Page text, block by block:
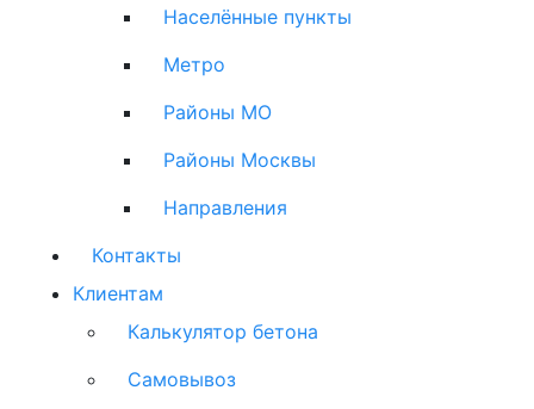
Населённые пункты
Метро
Районы МО
Районы Москвы
Направления
Контакты
Клиентам
Калькулятор бетона
Самовывоз